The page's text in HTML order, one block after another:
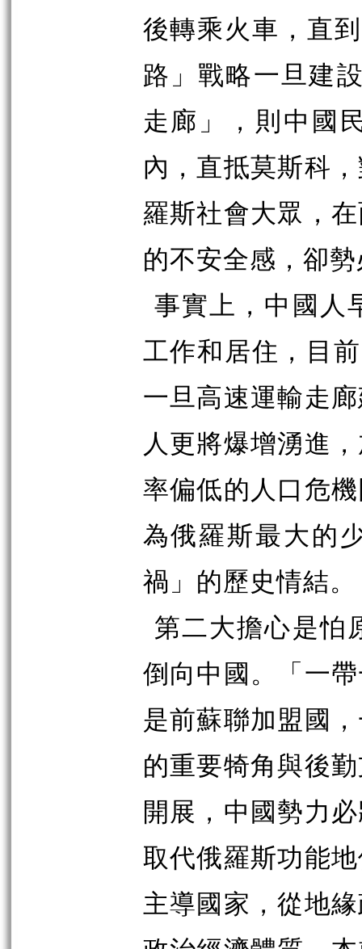
後轉乘火車，直
路」戰略一旦建
走廊」，則中國
內，直抵莫斯科
羅斯社會大眾，
的不安全感，卻
事實上，中國人
工作和居住，目
一旦高速運輸走
人更將爆增湧進
率偏低的人口危
為俄羅斯最大的
禍」的歷史情結。
第二大擔心是怕
倒向中國。「一
是前蘇聯加盟國
的重要犄角與後
開展，中國勢力
取代俄羅斯功能
主導國家，從地